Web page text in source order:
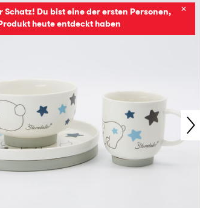
Schatz! Du bist eine der ersten Personen,
heute entdeckt haben
✕